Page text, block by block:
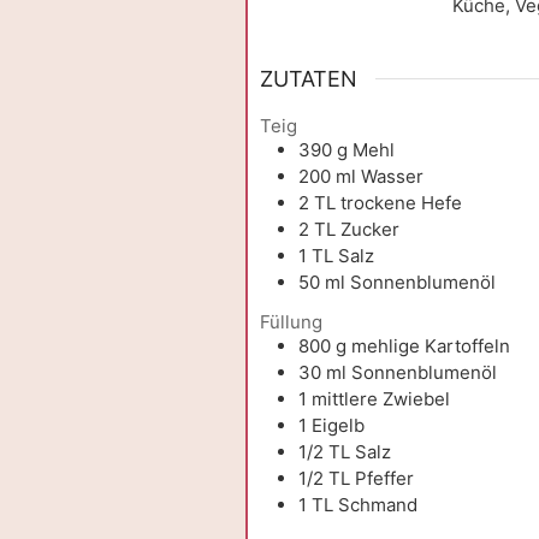
Küche,
ZUTATEN
Teig
390 g Mehl
200 ml Wasser
2 TL trockene Hefe
2 TL Zucker
1 TL Salz
50 ml Sonnenblumenöl
Füllung
800 g mehlige Kartoffeln
30 ml Sonnenblumenöl
1 mittlere Zwiebel
1 Eigelb
1/2 TL Salz
1/2 TL Pfeffer
1 TL Schmand